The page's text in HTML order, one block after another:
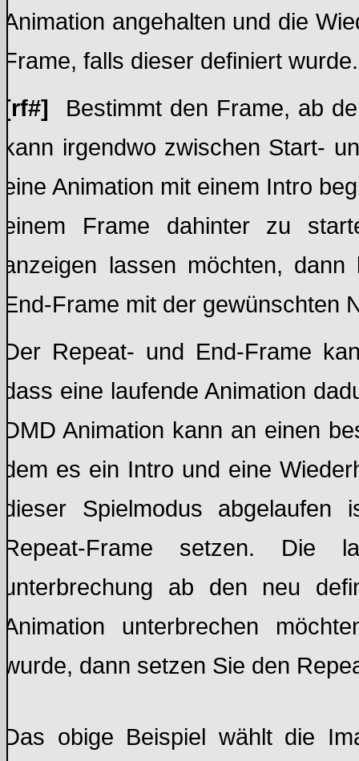
Animation angehalten und die
Frame, falls dieser definiert wurde.
[rf#] Bestimmt den Frame, ab
kann irgendwo zwischen Start-
eine Animation mit einem Intro
einem Frame dahinter zu
anzeigen lassen möchten,
End-Frame mit der gewünschten
Der Repeat- und End-Frame
dass eine laufende Animation
DMD Animation kann an einen
dem es ein Intro und eine
dieser Spielmodus
Repeat-Frame setzen. Die
unterbrechung ab den neu
Animation unterbrechen
wurde, dann setzen Sie den
Das obige Beispiel wählt die